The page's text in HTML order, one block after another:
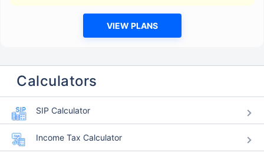
VIEW PLANS
Calculators
SIP Calculator
Income Tax Calculator